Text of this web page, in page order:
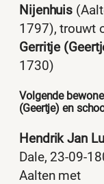
Nijenhuis
1797), trouwt
Gerritje
1730)
Volgende
(Geertje) en
Hendrik Jan
Dale, 23-09-
Aalten met